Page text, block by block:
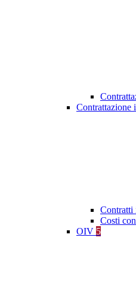
Contrattazione
Contratti
Costi
OIV 5